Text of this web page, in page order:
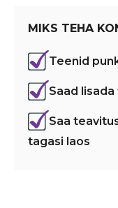
MIKS TEHA
Teenid
Saad
Saa
tagasi laos